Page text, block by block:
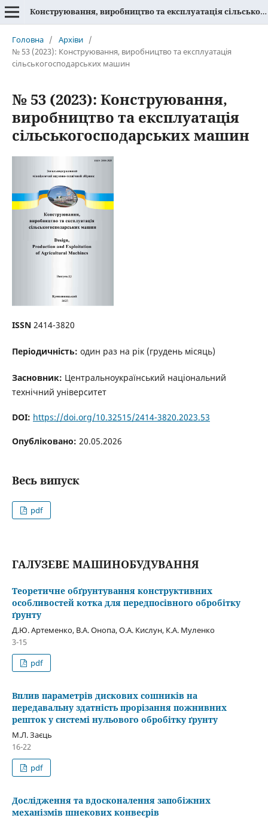
Конструювання, виробництво та експлуатація сільськогосподарських машин
Головна / Архіви /
№ 53 (2023): Конструювання, виробництво та експлуатація
сільськогосподарських машин
№ 53 (2023): Конструювання,
виробництво та експлуатація
сільськогосподарських машин
ISSN 2414-3820
Періодичність: один раз на рік (грудень місяць)
Засновник: Центральноукраїнський національний
технічний університет
DOI: https://doi.org/10.32515/2414-3820.2023.53
Опубліковано: 20.05.2026
Весь випуск
pdf
ГАЛУЗЕВЕ МАШИНОБУДУВАННЯ
Теоретичне обґрунтування конструктивних
особливостей котка для передпосівного обробітку
ґрунту
Д.Ю. Артеменко, В.А. Онопа, О.А. Кислун, К.А. Муленко
3-15
pdf
Вплив параметрів дискових сошників на
передавальну здатність прорізання пожнивних
решток у системі нульового обробітку ґрунту
М.Л. Заєць
16-22
pdf
Дослідження та вдосконалення запобіжних
механізмів шнекових конвеєрів